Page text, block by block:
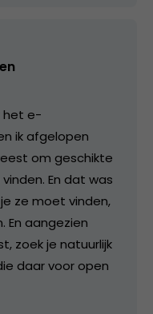
het e-
ik afgelopen
om geschikte
En dat was
ze moet vinden,
En aangezien
zoek je natuurlijk
daar voor open